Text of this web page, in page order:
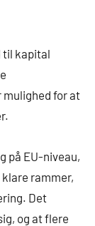
til kapital
for at
på EU-niveau,
rammer,
Det
og at flere